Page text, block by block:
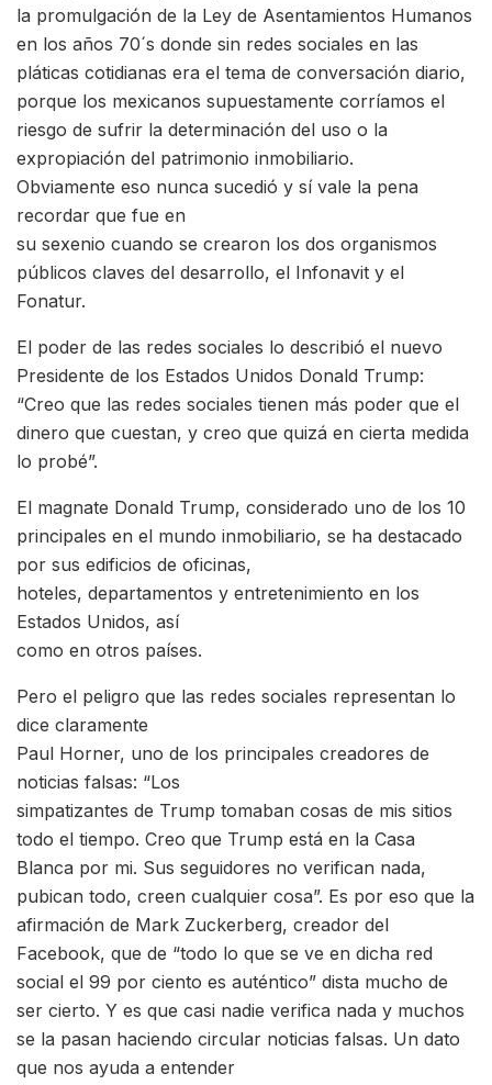
la promulgación de la Ley de Asentamientos Humanos
en los años 70´s donde sin redes sociales en las
pláticas cotidianas era el tema de conversación diario,
porque los mexicanos supuestamente corríamos el
riesgo de sufrir la determinación del uso o la
expropiación del patrimonio inmobiliario.
Obviamente eso nunca sucedió y sí vale la pena
recordar que fue en
su sexenio cuando se crearon los dos organismos
públicos claves del desarrollo, el Infonavit y el
Fonatur.
El poder de las redes sociales lo describió el nuevo
Presidente de los Estados Unidos Donald Trump:
“Creo que las redes sociales tienen más poder que el
dinero que cuestan, y creo que quizá en cierta medida
lo probé”.
El magnate Donald Trump, considerado uno de los 10
principales en el mundo inmobiliario, se ha destacado
por sus edificios de oficinas,
hoteles, departamentos y entretenimiento en los
Estados Unidos, así
como en otros países.
Pero el peligro que las redes sociales representan lo
dice claramente
Paul Horner, uno de los principales creadores de
noticias falsas: “Los
simpatizantes de Trump tomaban cosas de mis sitios
todo el tiempo. Creo que Trump está en la Casa
Blanca por mi. Sus seguidores no verifican nada,
pubican todo, creen cualquier cosa”. Es por eso que la
afirmación de Mark Zuckerberg, creador del
Facebook, que de “todo lo que se ve en dicha red
social el 99 por ciento es auténtico” dista mucho de
ser cierto. Y es que casi nadie verifica nada y muchos
se la pasan haciendo circular noticias falsas. Un dato
que nos ayuda a entender